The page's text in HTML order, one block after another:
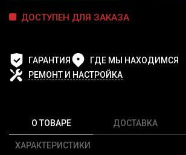
ДОСТУПЕН ДЛЯ ЗАКАЗА
ГАРАНТИЯ
ГДЕ МЫ НАХОДИМСЯ
РЕМОНТ И НАСТРОЙКА
О ТОВАРЕ
ХАРАКТЕРИСТИКИ
ДОСТАВКА